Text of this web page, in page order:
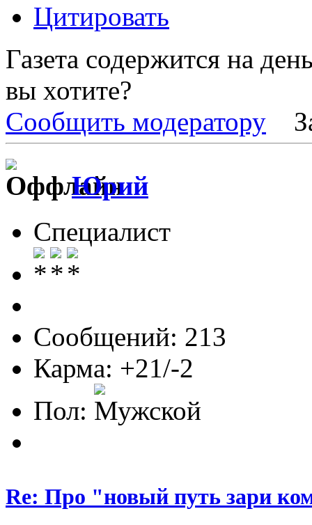
Цитировать
Газета содержится на
вы хотите?
Сообщить модератору
Юрий
Специалист
Сообщений: 213
Карма: +21/-2
Пол:
Re: Про "новый путь зари